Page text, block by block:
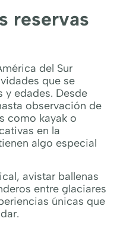
reservas
del Sur
que se
y edades. Desde
observación de
como kayak o
en la
algo especial
avistar ballenas
entre glaciares
únicas que